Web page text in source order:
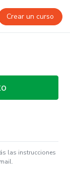
Crear un curso
las instrucciones